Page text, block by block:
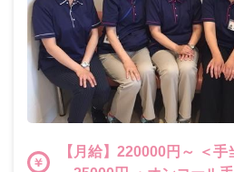
【月給】220000円～ ＜手当＞ ・調整給10000円